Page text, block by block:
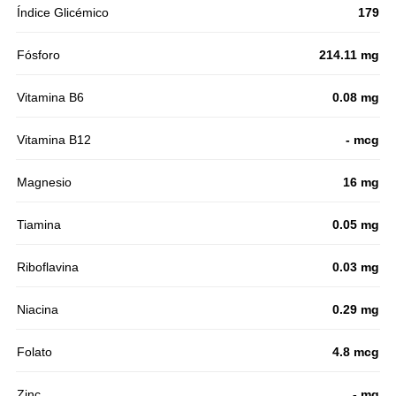
Índice Glicémico 179
Fósforo 214.11 mg
Vitamina B6 0.08 mg
Vitamina B12 - mcg
Magnesio 16 mg
Tiamina 0.05 mg
Riboflavina 0.03 mg
Niacina 0.29 mg
Folato 4.8 mcg